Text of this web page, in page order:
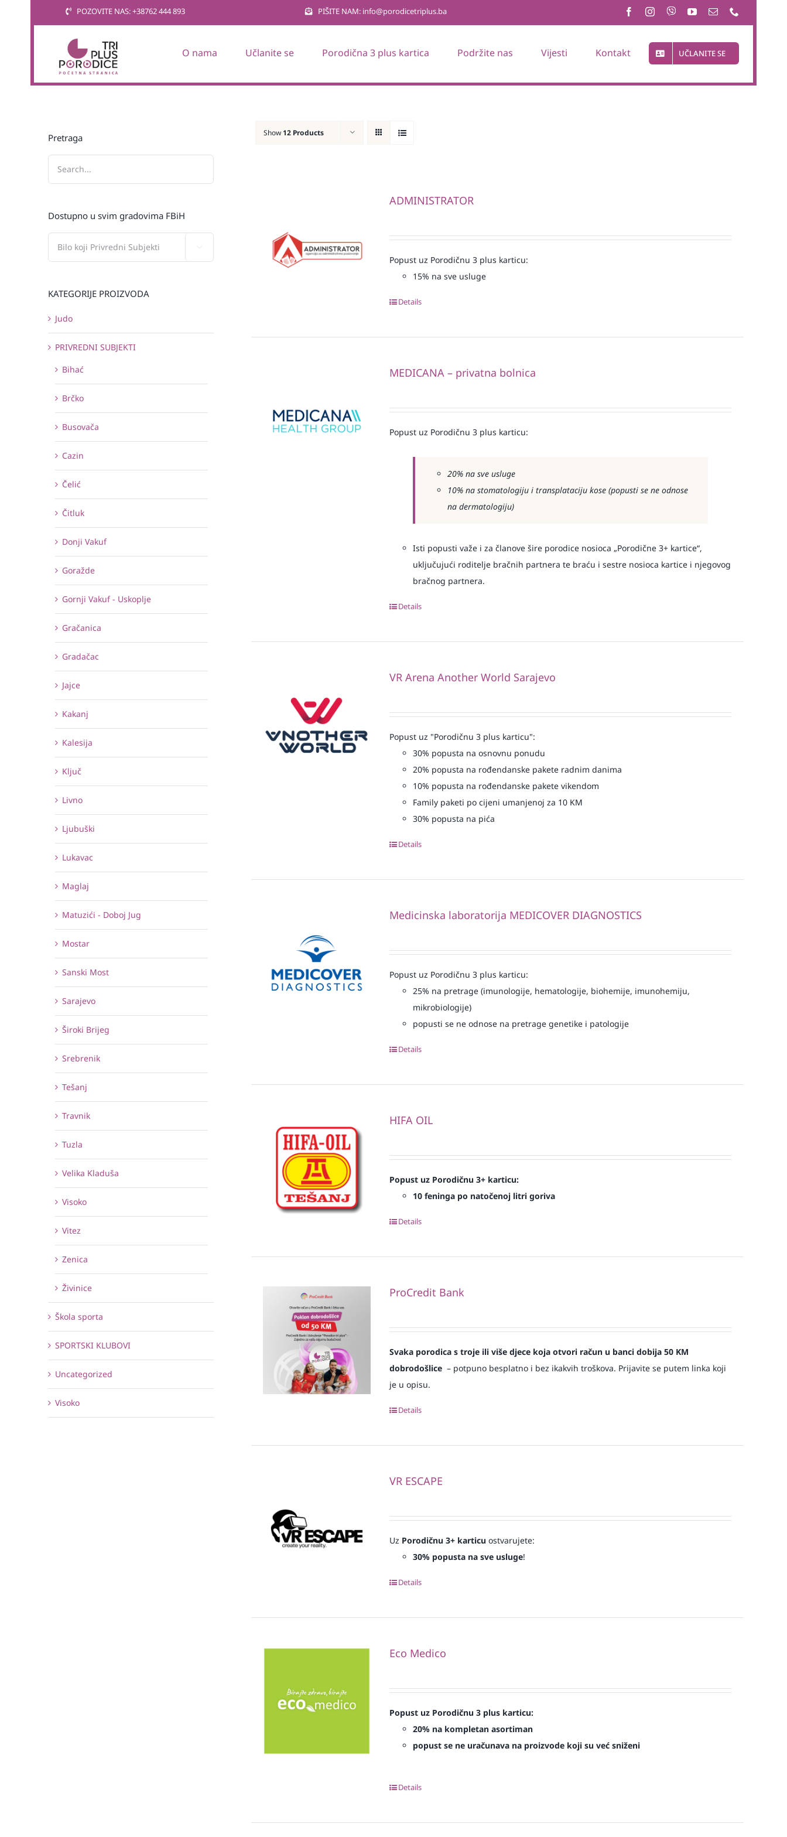
POZOVITE NAS: +38762 444 893 PIŠITE NAM: info@porodicetriplus.ba
O nama Učlanite se Porodična 3 plus kartica Podržite nas Vijesti Kontakt UČLANITE SE
Show 12 Products
ADMINISTRATOR
Popust uz Porodičnu 3 plus karticu:
15% na sve usluge
Details
MEDICANA – privatna bolnica
Popust uz Porodičnu 3 plus karticu:
20% na sve usluge
10% na stomatologiju i transplataciju kose (popusti se ne odnose
na dermatologiju)
Isti popusti važe i za članove šire porodice nosioca „Porodične 3+ kartice“,
uključujući roditelje bračnih partnera te braću i sestre nosioca kartice i njegovog
bračnog partnera.
Details
VR Arena Another World Sarajevo
Popust uz "Porodičnu 3 plus karticu":
30% popusta na osnovnu ponudu
20% popusta na rođendanske pakete radnim danima
10% popusta na rođendanske pakete vikendom
Family paketi po cijeni umanjenoj za 10 KM
30% popusta na pića
Details
Medicinska laboratorija MEDICOVER DIAGNOSTICS
Popust uz Porodičnu 3 plus karticu:
25% na pretrage (imunologije, hematologije, biohemije, imunohemiju,
mikrobiologije)
popusti se ne odnose na pretrage genetike i patologije
Details
HIFA OIL
Popust uz Porodičnu 3+ karticu:
10 feninga po natočenoj litri goriva
Details
ProCredit Bank
Svaka porodica s troje ili više djece koja otvori račun u banci dobija 50 KM
dobrodošlice– potpuno besplatno i bez ikakvih troškova. Prijavite se putem linka koji
je u opisu.
Details
VR ESCAPE
Uz Porodičnu 3+ karticu ostvarujete:
30% popusta na sve usluge!
Details
Eco Medico
Popust uz Porodičnu 3 plus karticu:
20% na kompletan asortiman
popust se ne uračunava na proizvode koji su već sniženi
Details
Pretraga
Dostupno u svim gradovima FBiH
KATEGORIJE PROIZVODA
Judo
PRIVREDNI SUBJEKTI
Bihać
Brčko
Busovača
Cazin
Čelić
Čitluk
Donji Vakuf
Goražde
Gornji Vakuf - Uskoplje
Gračanica
Gradačac
Jajce
Kakanj
Kalesija
Ključ
Livno
Ljubuški
Lukavac
Maglaj
Matuzići - Doboj Jug
Mostar
Sanski Most
Sarajevo
Široki Brijeg
Srebrenik
Tešanj
Travnik
Tuzla
Velika Kladuša
Visoko
Vitez
Zenica
Živinice
Škola sporta
SPORTSKI KLUBOVI
Uncategorized
Visoko